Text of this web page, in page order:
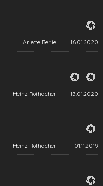
Arlette Berlie 16.01.2020
Heinz Rothacher 15.01.2020
Heinz Rothacher 01.11.2019